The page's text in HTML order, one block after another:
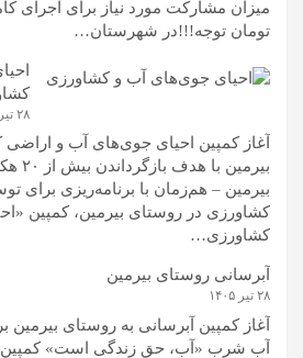
تومان توجه!!!در شهرستان…
۲۸ تیر ۱۴۰۵
آغاز کمپین احیای جوی‌های آب و
بیرمین – هم‌زمان با برنامه‌ریزی برای
کشاورزی در روستای بیرمین، کمپین
کشاورزی…
آبرسانی روستای بیرمین
۲۸ تیر ۱۴۰۵
آغاز کمپین آبرسانی به روستای بیرمین
آب شرب «آب، حق زندگی است» کمپین